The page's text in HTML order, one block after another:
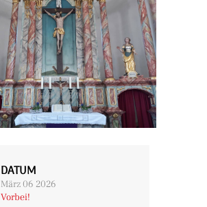
DATUM
März 06 2026
Vorbei!